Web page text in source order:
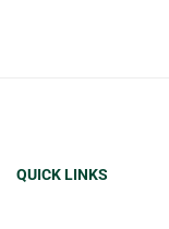
QUICK LINKS